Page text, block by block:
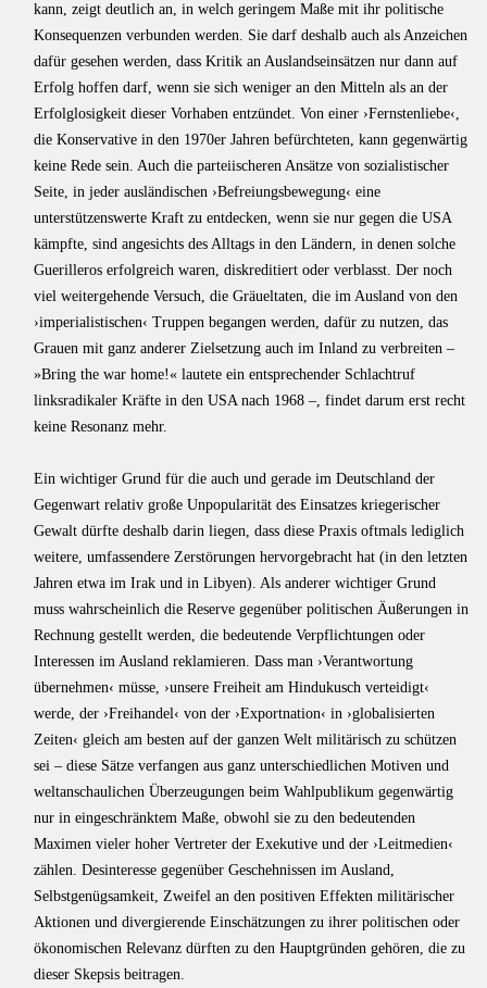
kann, zeigt deutlich an, in welch geringem Maße mit ihr politische
Konsequenzen verbunden werden. Sie darf deshalb auch als Anzeichen
dafür gesehen werden, dass Kritik an Auslandseinsätzen nur dann auf
Erfolg hoffen darf, wenn sie sich weniger an den Mitteln als an der
Erfolglosigkeit dieser Vorhaben entzündet. Von einer ›Fernstenliebe‹,
die Konservative in den 1970er Jahren befürchteten, kann gegenwärtig
keine Rede sein. Auch die parteiischeren Ansätze von sozialistischer
Seite, in jeder ausländischen ›Befreiungsbewegung‹ eine
unterstützenswerte Kraft zu entdecken, wenn sie nur gegen die USA
kämpfte, sind angesichts des Alltags in den Ländern, in denen solche
Guerilleros erfolgreich waren, diskreditiert oder verblasst. Der noch
viel weitergehende Versuch, die Gräueltaten, die im Ausland von den
›imperialistischen‹ Truppen begangen werden, dafür zu nutzen, das
Grauen mit ganz anderer Zielsetzung auch im Inland zu verbreiten –
»Bring the war home!« lautete ein entsprechender Schlachtruf
linksradikaler Kräfte in den USA nach 1968 –, findet darum erst recht
keine Resonanz mehr.
Ein wichtiger Grund für die auch und gerade im Deutschland der
Gegenwart relativ große Unpopularität des Einsatzes kriegerischer
Gewalt dürfte deshalb darin liegen, dass diese Praxis oftmals lediglich
weitere, umfassendere Zerstörungen hervorgebracht hat (in den letzten
Jahren etwa im Irak und in Libyen). Als anderer wichtiger Grund
muss wahrscheinlich die Reserve gegenüber politischen Äußerungen in
Rechnung gestellt werden, die bedeutende Verpflichtungen oder
Interessen im Ausland reklamieren. Dass man ›Verantwortung
übernehmen‹ müsse, ›unsere Freiheit am Hindukusch verteidigt‹
werde, der ›Freihandel‹ von der ›Exportnation‹ in ›globalisierten
Zeiten‹ gleich am besten auf der ganzen Welt militärisch zu schützen
sei – diese Sätze verfangen aus ganz unterschiedlichen Motiven und
weltanschaulichen Überzeugungen beim Wahlpublikum gegenwärtig
nur in eingeschränktem Maße, obwohl sie zu den bedeutenden
Maximen vieler hoher Vertreter der Exekutive und der ›Leitmedien‹
zählen. Desinteresse gegenüber Geschehnissen im Ausland,
Selbstgenügsamkeit, Zweifel an den positiven Effekten militärischer
Aktionen und divergierende Einschätzungen zu ihrer politischen oder
ökonomischen Relevanz dürften zu den Hauptgründen gehören, die zu
dieser Skepsis beitragen.